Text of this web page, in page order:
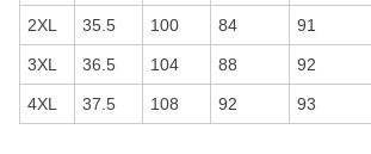
2XL 35.5 100 84 91
3XL 36.5 104 88 92
4XL 37.5 108 92 93